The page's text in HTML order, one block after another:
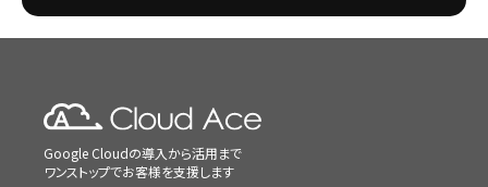
Google Cloudの導入から活用まで
ワンストップでお客様を支援します